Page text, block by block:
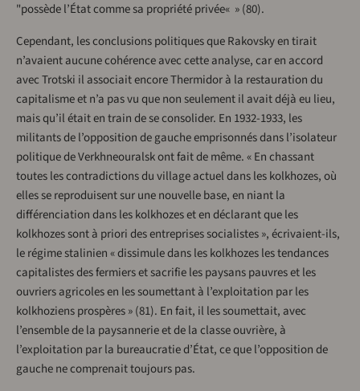
"possède l’État comme sa propriété privée« » (80).
Cependant, les conclusions politiques que Rakovsky en tirait
n’avaient aucune cohérence avec cette analyse, car en accord
avec Trotski il associait encore Thermidor à la restauration du
capitalisme et n’a pas vu que non seulement il avait déjà eu lieu,
mais qu’il était en train de se consolider. En 1932-1933, les
militants de l’opposition de gauche emprisonnés dans l’isolateur
politique de Verkhneouralsk ont fait de même. « En chassant
toutes les contradictions du village actuel dans les kolkhozes, où
elles se reproduisent sur une nouvelle base, en niant la
différenciation dans les kolkhozes et en déclarant que les
kolkhozes sont à priori des entreprises socialistes », écrivaient-ils,
le régime stalinien « dissimule dans les kolkhozes les tendances
capitalistes des fermiers et sacrifie les paysans pauvres et les
ouvriers agricoles en les soumettant à l’exploitation par les
kolkhoziens prospères » (81). En fait, il les soumettait, avec
l’ensemble de la paysannerie et de la classe ouvrière, à
l’exploitation par la bureaucratie d’État, ce que l’opposition de
gauche ne comprenait toujours pas.